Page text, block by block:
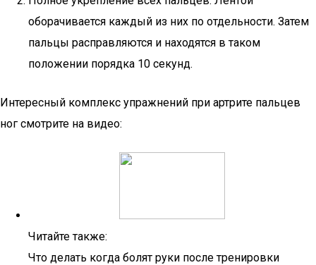
оборачивается каждый из них по отдельности. Затем
пальцы расправляются и находятся в таком
положении порядка 10 секунд.
Интересный комплекс упражнений при артрите пальцев
ног смотрите на видео:
Читайте также:
Что делать когда болят руки после тренировки